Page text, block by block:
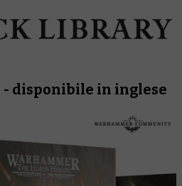
- disponibile in inglese